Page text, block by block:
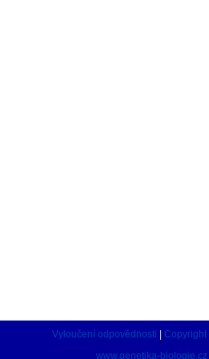
Vyloučení odpovědnosti Copyright
www.genetika-biologie.cz